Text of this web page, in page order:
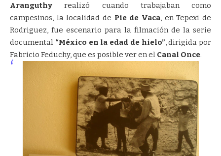
Aranguthy realizó cuando trabajaban como
campesinos, la localidad de Pie de Vaca, en Tepexi de
Rodriguez, fue escenario para la filmación de la serie
documental “México en la edad de hielo”, dirigida por
Fabricio Feduchy, que es posible ver en el Canal Once.